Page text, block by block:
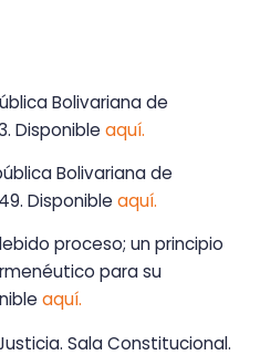
Bolivariana de
Disponible aquí.
Bolivariana de
Disponible aquí.
proceso; un principio
para su
aquí.
Sala Constitucional.